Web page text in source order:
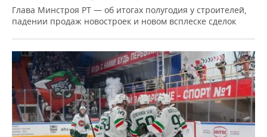
Глава Минстроя РТ — об итогах полугодия у строителей,
падении продаж новостроек и новом всплеске сделок